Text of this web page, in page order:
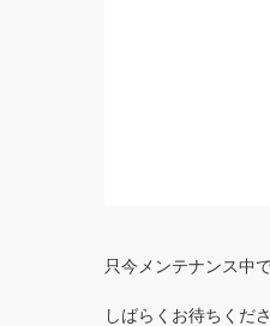
只今メンテナンス中で
しばらくお待ちくださ